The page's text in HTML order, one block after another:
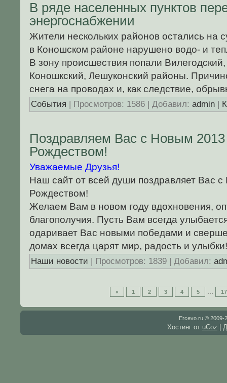
В ряде населенных пунктов
энергоснабжении
Жители нескольких районов остались на
в Коношском районе нарушено водо- и
В зону происшествия попали
Коношкский, Лешуконский районы.
снега на проводах и, как следствие,
События | Просмотров: 1586 | Добавил: admin |
Поздравляем Вас с Новым 2013
Рождеством!
Уважаемые Друзья!
Наш сайт от всей души поздравляет Вас
Рождеством!
Желаем Вам в новом году вдохновения,
благополучия. Пусть Вам всегда
одаривает Вас новыми победами и
домах всегда царят мир, радость и улыбки!
Наши новости | Просмотров: 1839 | Добавил:
« 1 2 3 4 5 ... 17
Ercevo.ru © 2009-
Хостинг от uCoz |